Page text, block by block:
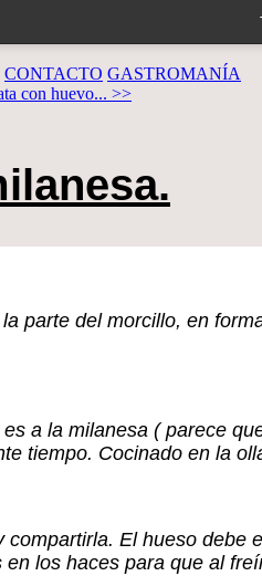
CONTACTO GASTROMANÍA
con huevo... >>
parte del morcillo, en
a la milanesa ( parece
tiempo. Cocinado en la
El hueso debe
los haces para que al